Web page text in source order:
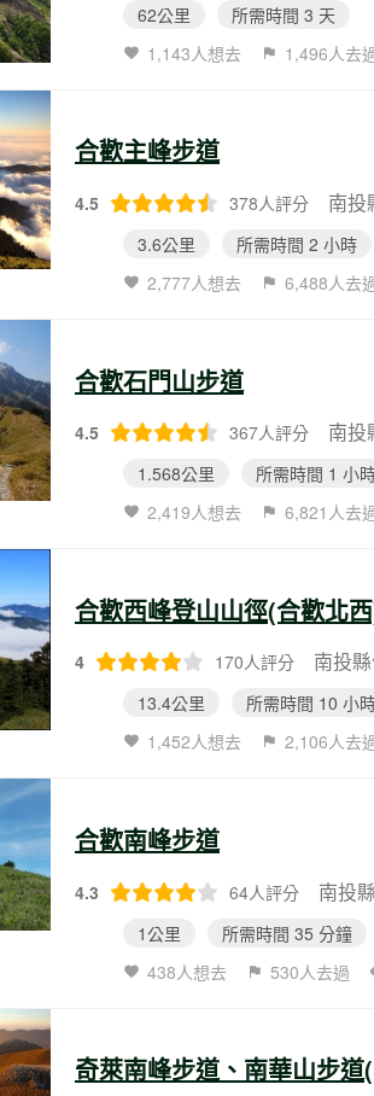
62公里
所需時間 3 天
1,143人想去
1,496人去
合歡主峰步道
4.5 378人評分 南投
3.6公里
所需時間 2 小時
2,777人想去
6,488人去
合歡石門山步道
4.5 367人評分 南投
1.568公里
所需時間 1 小
2,419人想去
6,821人去
合歡西峰登山山徑(合歡北
4 170人評分 南投
13.4公里
所需時間 10 小
1,452人想去
2,106人去
合歡南峰步道
4.3 64人評分 南投
1公里
所需時間 35 分鐘
438人想去
530人去過
奇萊南峰步道、南華山步道